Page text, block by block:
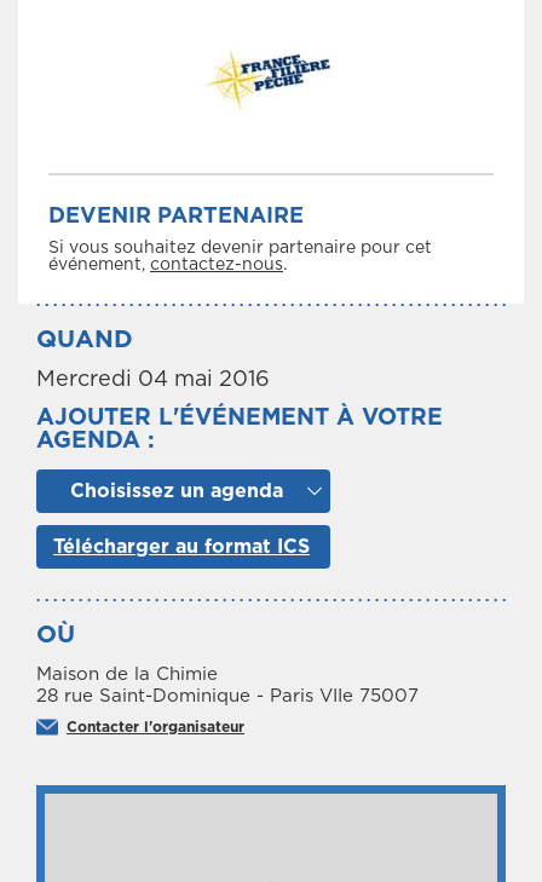
DEVENIR PARTENAIRE
Si vous souhaitez devenir partenaire pour cet
événement, contactez-nous.
QUAND
Mercredi 04 mai 2016
AJOUTER L'ÉVÉNEMENT À VOTRE
AGENDA :
Choisissez un agenda
Télécharger au format ICS
OÙ
Maison de la Chimie
28 rue Saint-Dominique - Paris VIIe 75007
Contacter l'organisateur